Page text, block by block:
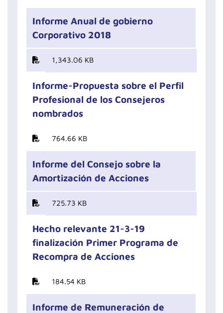
Informe Anual de gobierno
Corporativo 2018
1,343.06 KB
Informe-Propuesta sobre el Perfil
Profesional de los Consejeros
nombrados
764.66 KB
Informe del Consejo sobre la
Amortización de Acciones
725.73 KB
Hecho relevante 21-3-19
finalización Primer Programa de
Recompra de Acciones
184.54 KB
Informe de Remuneración de